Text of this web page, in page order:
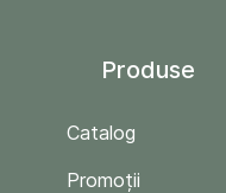
Produse
Catalog
Promoții